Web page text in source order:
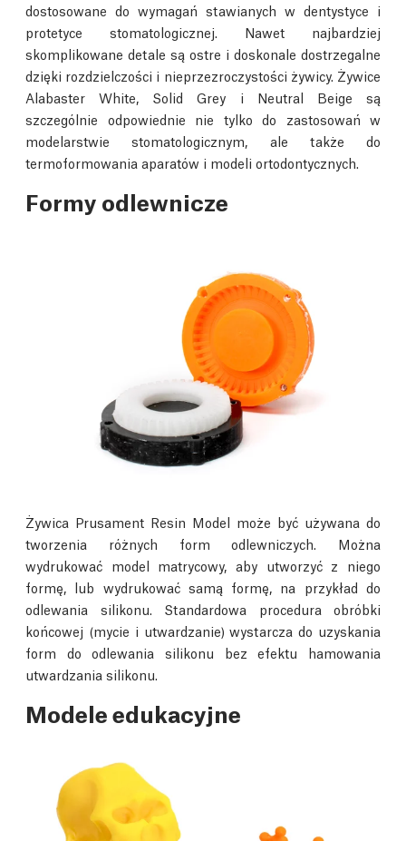
dostosowane do wymagań stawianych w dentystyce i
protetyce stomatologicznej. Nawet najbardziej
skomplikowane detale są ostre i doskonale dostrzegalne
dzięki rozdzielczości i nieprzezroczystości żywicy. Żywice
Alabaster White, Solid Grey i Neutral Beige są
szczególnie odpowiednie nie tylko do zastosowań w
modelarstwie stomatologicznym, ale także do
termoformowania aparatów i modeli ortodontycznych.
Formy odlewnicze
Żywica Prusament Resin Model może być używana do
tworzenia różnych form odlewniczych. Można
wydrukować model matrycowy, aby utworzyć z niego
formę, lub wydrukować samą formę, na przykład do
odlewania silikonu. Standardowa procedura obróbki
końcowej (mycie i utwardzanie) wystarcza do uzyskania
form do odlewania silikonu bez efektu hamowania
utwardzania silikonu.
Modele edukacyjne